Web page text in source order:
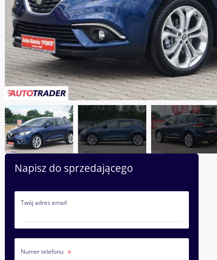
Napisz do sprzedającego
Twój adres email
Numer telefonu